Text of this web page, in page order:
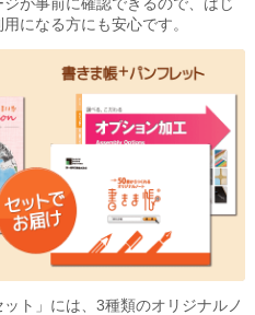
になる方にも安心です。
ト」には、3種類のオリジナルノ